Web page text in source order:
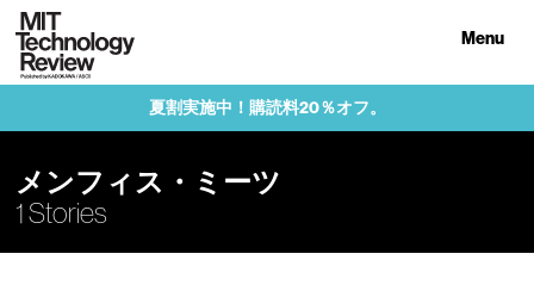
Menu
夏割実施中！購読料20％オフ。
メンフィス・ミーツ
1 Stories